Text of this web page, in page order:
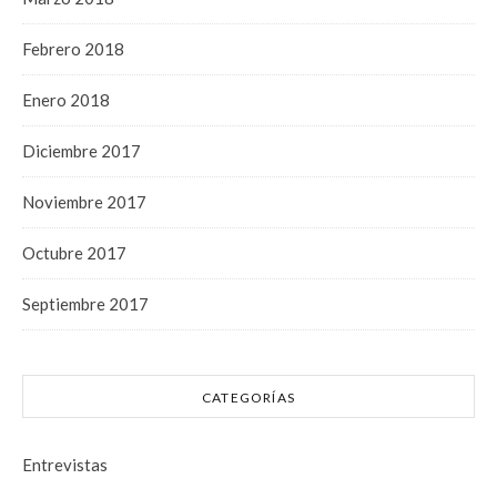
Febrero 2018
Enero 2018
Diciembre 2017
Noviembre 2017
Octubre 2017
Septiembre 2017
CATEGORÍAS
Entrevistas